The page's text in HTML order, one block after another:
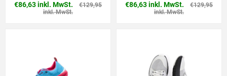
€86,63 inkl. MwSt.
€129,95
inkl. MwSt.
€86,63 inkl. MwSt.
€129,95
inkl. MwSt.